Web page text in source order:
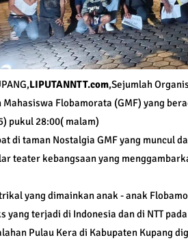
LIPUTANNTT.com,Sejumlah
Mahasiswa Flobamorata (GMF) yang
pukul 28:00( malam)
di taman Nostalgia GMF yang muncul
teater kebangsaan yang
yang dimainkan anak - anak
yang terjadi di Indonesia dan di NTT
Pulau Kera di Kabupaten Kupang